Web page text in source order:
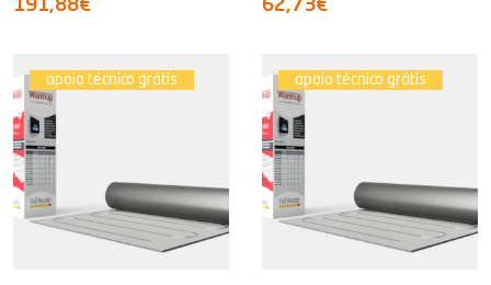
191,88€ 62,73€
apoio técnico grátis apoio técnico grátis